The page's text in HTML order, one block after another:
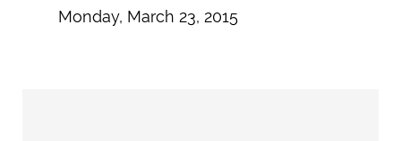
Monday, March 23, 2015